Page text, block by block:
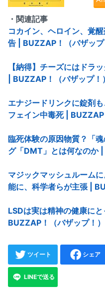
・関連記事
コカイン、ヘロイン、覚
告 | BUZZAP！（バザップ
【納得】チーズにはドラ
| BUZZAP！（バザップ！）
エナジードリンクに錠剤
フェイン中毒死 | BUZZAP
臨死体験の原因物質？「
グ「DMT」とは何なのか
マジックマッシュルーム
能に、科学者らが主張 |
LSDは実は精神の健康にと
BUZZAP！（バザップ！）
ツイート シェア
LINEで送る